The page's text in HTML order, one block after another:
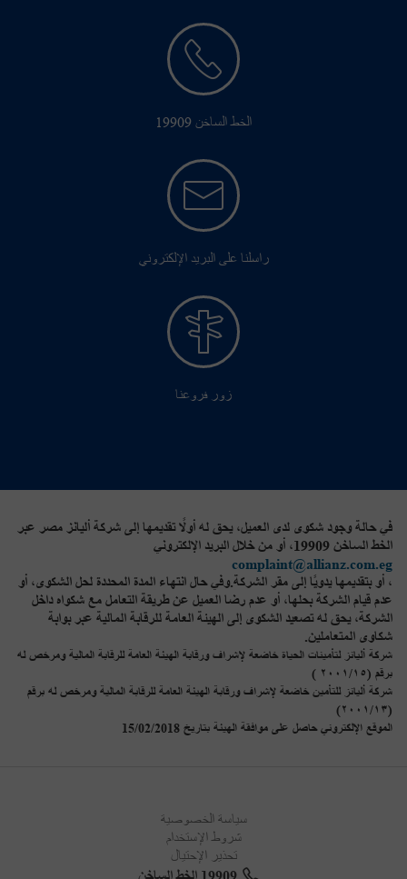
الخط الساخن 19909
راسلنا على البريد الإلكتروني
زور فروعنا
في حالة وجود شكوى لدى العميل، يحق له أولًا تقديمها إلى شركة أليانز مصر عبر
الخط الساخن 19909، أو من خلال البريد الإلكتروني
complaint@allianz.com.eg
، أو بتقديمها يدويًا إلى مقر الشركة.وفي حال انتهاء المدة المحددة لحل الشكوى، أو
عدم قيام الشركة بحلها، أو عدم رضا العميل عن طريقة التعامل مع شكواه داخل
الشركة، يحق له تصعيد الشكوى إلى الهيئة العامة للرقابة المالية عبر بوابة
شكاوى المتعاملين.
شركة أليانز لتأمينات الحياة خاضعة لإشراف ورقابة الهيئة العامة للرقابة المالية ومرخص له
برقم (٢٠٠١/١٥ )
شركة أليانز للتأمين خاضعة لإشراف ورقابة الهيئة العامة للرقابة المالية ومرخص له برقم
(٢٠٠١/١٣)
الموقع الإلكتروني حاصل على موافقة الهيئة بتاريخ 15/02/2018
سياسة الخصوصية
شروط الإستخدام
تحذير الإحتيال